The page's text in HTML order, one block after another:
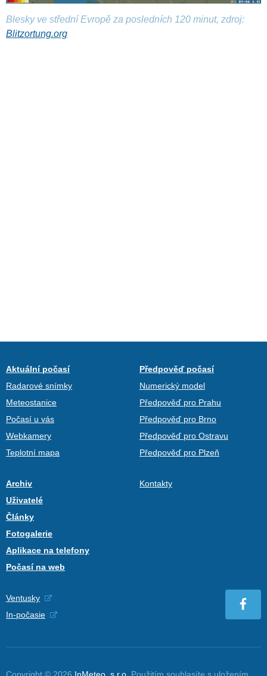
Blesky ve střední Evropě za posledních 120 minut, zdroj:
Blitzortung.org
Aktuální počasí
Radarové snímky
Meteostanice
Počasí u vás
Webkamery
Teplotní mapa
Předpověď počasí
Numerický model
Předpověď pro Prahu
Předpověď pro Brno
Předpověď pro Ostravu
Předpověď pro Plzeň
Archiv
Uživatelé
Články
Fotogalerie
Aplikace na telefony
Počasí na web
Kontakty
Ventusky
In-počasie
Copyright © 2026 InMeteo, s.r.o. Použitím souhlasíte s uložením